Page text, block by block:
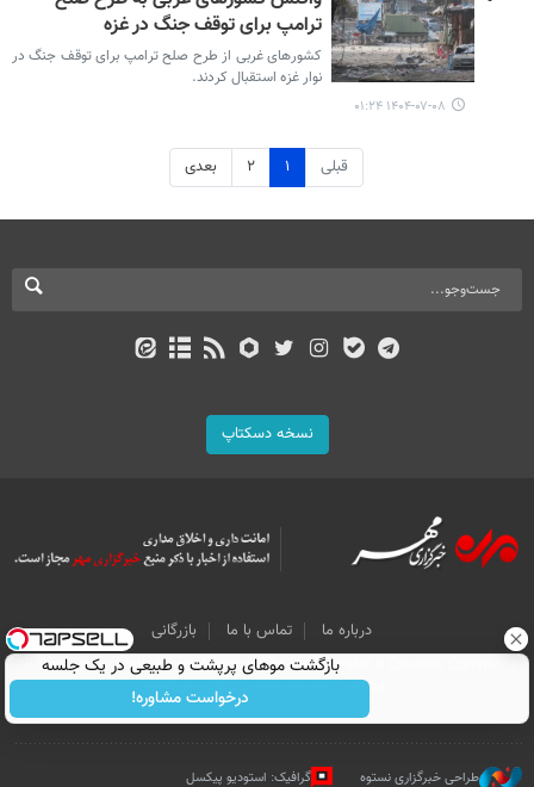
ترامپ برای توقف جنگ در غزه
کشورهای غربی از طرح صلح ترامپ برای توقف جنگ در
نوار غزه استقبال کردند.
۱۴۰۴-۰۷-۰۸ ۰۱:۲۴
قبلی ۱ ۲ بعدی
نسخه دسکتاپ
درباره ما تماس با ما
بازرگانی
All Content by Mehr News Agency is licensed under a Creative Commons
Attribution 4.0 International License.
طراحی خبرگزاری نستوه گرافیک: استودیو پیکسل
بازگشت موهای پرپشت و طبیعی در یک جلسه
درخواست مشاوره!